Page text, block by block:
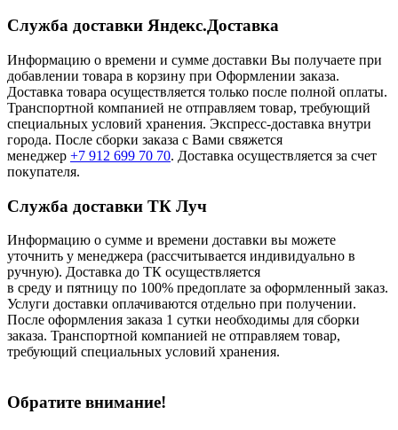
Служба доставки Яндекс.Доставка
Информацию о времени и сумме доставки Вы получаете при
добавлении товара в корзину при Оформлении заказа.
Доставка товара осуществляется только после полной оплаты.
Транспортной компанией не отправляем товар, требующий
специальных условий хранения. Экспресс-доставка внутри
города. После сборки заказа с Вами свяжется
менеджер +7 912 699 70 70. Доставка осуществляется за счет
покупателя.
Служба доставки ТК Луч
Информацию о сумме и времени доставки вы можете
уточнить у менеджера (рассчитывается индивидуально в
ручную). Доставка до ТК осуществляется
в среду и пятницу по 100% предоплате за оформленный заказ.
Услуги доставки оплачиваются отдельно при получении.
После оформления заказа 1 сутки необходимы для сборки
заказа. Транспортной компанией не отправляем товар,
требующий специальных условий хранения.
Обратите внимание!